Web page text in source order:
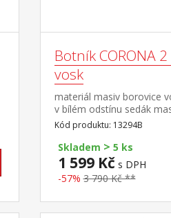
Botník CORONA
vosk
materiál masiv borovice
v bílém odstínu sedák
borovice voskovaná v
odstínu součást sestavy
bílá
Kód produktu: 13294B
Skladem > 5 ks
1 599 Kč s DPH
-57% 3 790 Kč **